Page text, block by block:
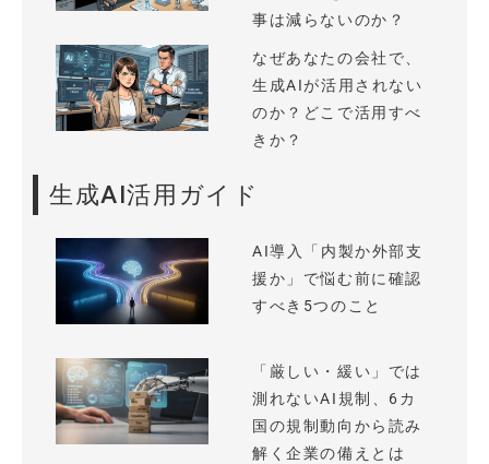
事は減らないのか？
なぜあなたの会社で、
生成AIが活用されない
のか？どこで活用すべ
きか？
生成AI活用ガイド
AI導入「内製か外部支
援か」で悩む前に確認
すべき5つのこと
「厳しい・緩い」では
測れないAI規制、6カ
国の規制動向から読み
解く企業の備えとは